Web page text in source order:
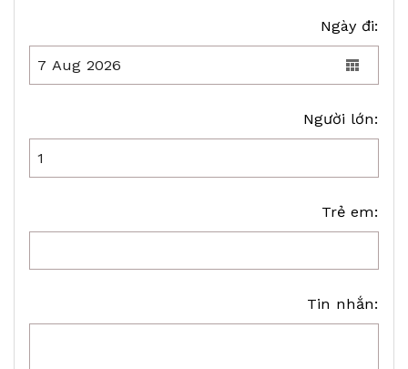
Ngày đi:
Người lớn:
Trẻ em:
Tin nhắn: